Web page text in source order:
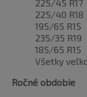
225/45 R17
225/40 R18
195/65 R15
235/35 R19
185/65 R15
Všetky
Ročné obdobie